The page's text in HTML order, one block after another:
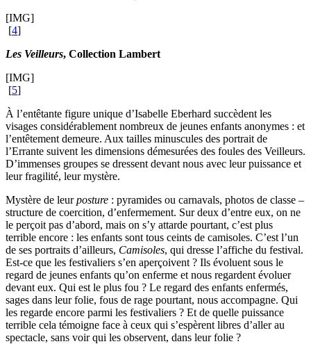
[IMG]
[4]
Les Veilleurs, Collection Lambert
[IMG]
[5]
À l’entêtante figure unique d’Isabelle Eberhard succèdent les
visages considérablement nombreux de jeunes enfants anonymes : et
l’entêtement demeure. Aux tailles minuscules des portrait de
l’Errante suivent les dimensions démesurées des foules des Veilleurs.
D’immenses groupes se dressent devant nous avec leur puissance et
leur fragilité, leur mystère.
Mystère de leurposture : pyramides ou carnavals, photos de classe –
structure de coercition, d’enfermement. Sur deux d’entre eux, on ne
le perçoit pas d’abord, mais on s’y attarde pourtant, c’est plus
terrible encore : les enfants sont tous ceints de camisoles. C’est l’un
de ses portraits d’ailleurs, Camisoles, qui dresse l’affiche du festival.
Est-ce que les festivaliers s’en aperçoivent ? Ils évoluent sous le
regard de jeunes enfants qu’on enferme et nous regardent évoluer
devant eux. Qui est le plus fou ? Le regard des enfants enfermés,
sages dans leur folie, fous de rage pourtant, nous accompagne. Qui
les regarde encore parmi les festivaliers ? Et de quelle puissance
terrible cela témoigne face à ceux qui s’espèrent libres d’aller au
spectacle, sans voir qui les observent, dans leur folie ?